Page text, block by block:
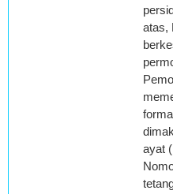
atas,
ayat